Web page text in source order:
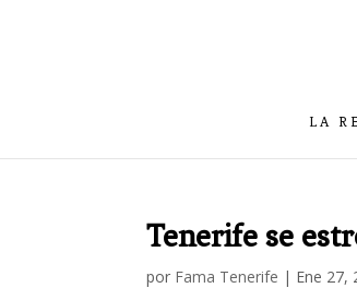
LA
Tenerife se
por Fama Tenerife | Ene 27,